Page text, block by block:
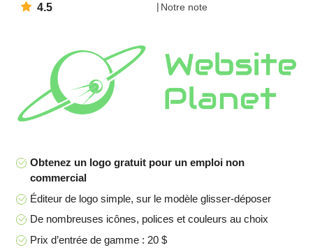
4.5 Notre note
Obtenez un logo gratuit pour un emploi non
commercial
Éditeur de logo simple, sur le modèle glisser-déposer
De nombreuses icônes, polices et couleurs au choix
Prix d’entrée de gamme : 20 $